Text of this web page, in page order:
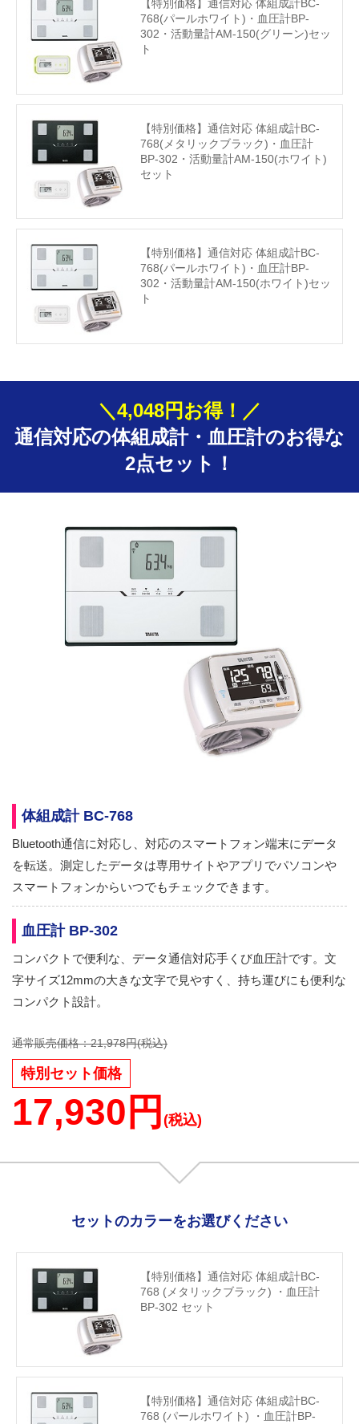
【特別価格】通信対応 体組成計BC-
768(パールホワイト)・血圧計BP-
302・活動量計AM-150(グリーン)セッ
ト
【特別価格】通信対応 体組成計BC-
768(メタリックブラック)・血圧計
BP-302・活動量計AM-150(ホワイト)
セット
【特別価格】通信対応 体組成計BC-
768(パールホワイト)・血圧計BP-
302・活動量計AM-150(ホワイト)セッ
ト
＼4,048円お得！／
通信対応の体組成計・血圧計のお得な
2点セット！
体組成計 BC-768
Bluetooth通信に対応し、対応のスマートフォン端末にデータ
を転送。測定したデータは専用サイトやアプリでパソコンや
スマートフォンからいつでもチェックできます。
血圧計 BP-302
コンパクトで便利な、データ通信対応手くび血圧計です。文
字サイズ12mmの大きな文字で見やすく、持ち運びにも便利な
コンパクト設計。
通常販売価格：21,978円(税込)
特別セット価格
17,930円 (税込)
セットのカラーをお選びください
【特別価格】通信対応 体組成計BC-
768 (メタリックブラック) ・血圧計
BP-302 セット
【特別価格】通信対応 体組成計BC-
768 (パールホワイト) ・血圧計BP-